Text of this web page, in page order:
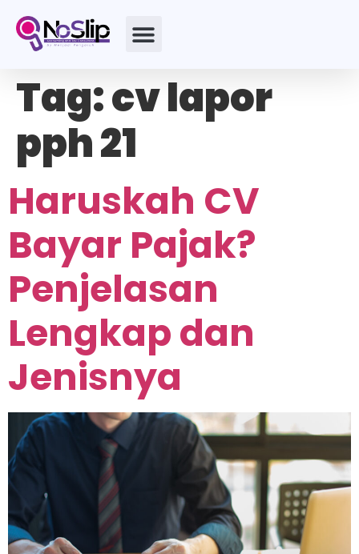
Tag:cv lapor
pph 21
Haruskah CV
Bayar Pajak?
Penjelasan
Lengkap dan
Jenisnya